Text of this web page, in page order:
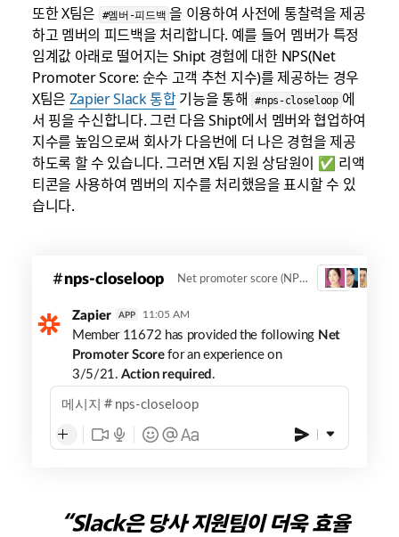
또한 X팀은
#멤버-피드백 을 이용하여 사전에 통찰력을 제공
하고 멤버의 피드백을 처리합니다. 예를 들어 멤버가 특정
임계값 아래로 떨어지는 Shipt 경험에 대한 NPS(Net
Promoter Score: 순수 고객 추천 지수)를 제공하는 경우
X팀은 Zapier Slack 통합기능을 통해 #nps-closeloop 에
서 핑을 수신합니다. 그런 다음 Shipt에서 멤버와 협업하여
지수를 높임으로써 회사가 다음번에 더 나은 경험을 제공
하도록 할 수 있습니다. 그러면 X팀 지원 상담원이 ✅ 리액
티콘을 사용하여 멤버의 지수를 처리했음을 표시할 수 있
습니다.
nps- nps-closeloop Net promoter score (NPS) member feedback 3
Zapier APP 11:05 AM
Member 11672 has provided the following Net
Promoter Scorefor an experience on
3/5/21.Action required.
메시지
nps-closeloop
“Slack은 당사 지원팀이 더욱 효율